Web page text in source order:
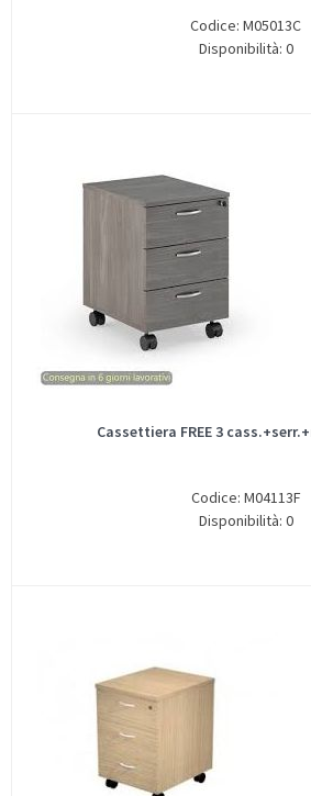
Codice: M05013C
Disponibilità: 0
Cassettiera FREE 3
Codice: M04113F
Disponibilità: 0